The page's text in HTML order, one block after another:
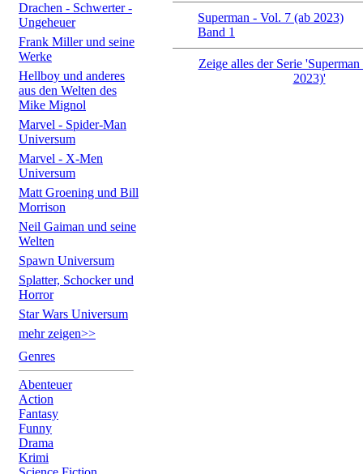
Drachen - Schwerter -
Ungeheuer
Frank Miller und seine
Werke
Hellboy und anderes
aus den Welten des
Mike Mignol
Marvel - Spider-Man
Universum
Marvel - X-Men
Universum
Matt Groening und Bill
Morrison
Neil Gaiman und seine
Welten
Spawn Universum
Splatter, Schocker und
Horror
Star Wars Universum
mehr zeigen>>
Genres
Abenteuer
Action
Fantasy
Funny
Drama
Krimi
Superman - Vol. 7 (ab 2023)
Band 1
Zeige alles der Serie
2023)'